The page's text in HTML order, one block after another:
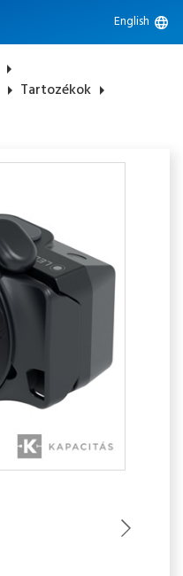
English language
arrow_right
arrow_right Tartozékok arrow_right